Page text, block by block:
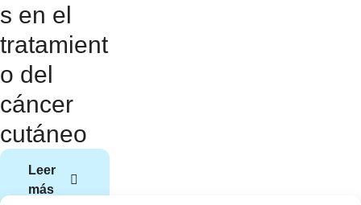
s en el
tratamient
o del
cáncer
cutáneo
Leer
más